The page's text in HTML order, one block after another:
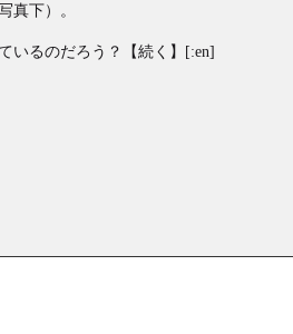
真下）。
いるのだろう？【続く】[:en]